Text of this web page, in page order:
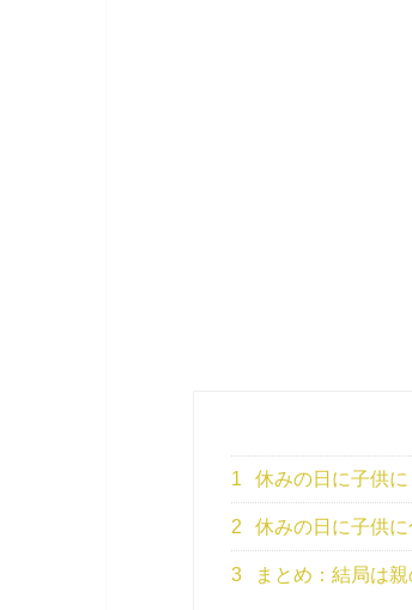
1 休みの日に子供
2 休みの日に子供
3 まとめ：結局は